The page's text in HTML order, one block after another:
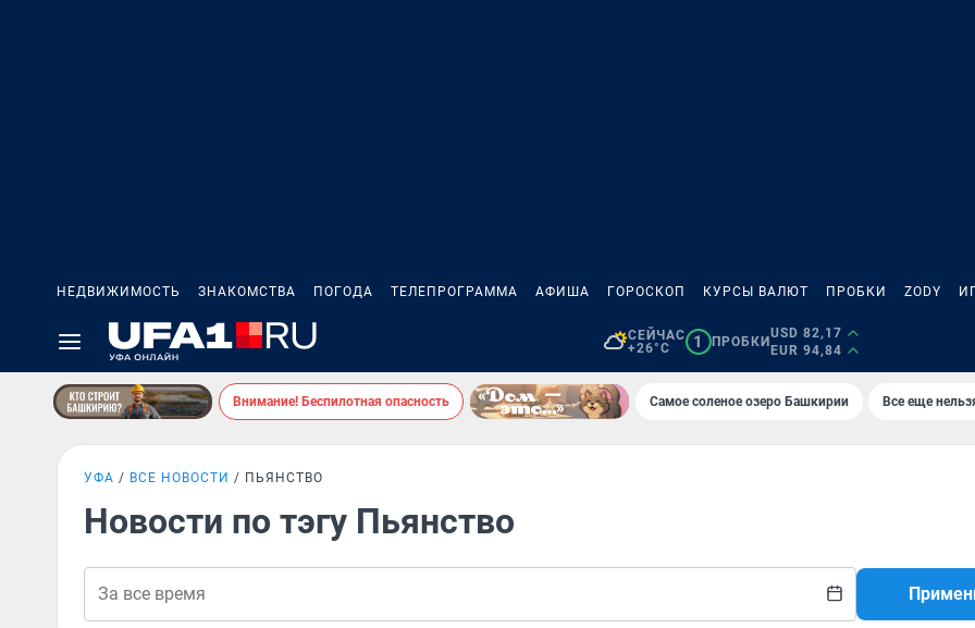
НЕДВИЖИМОСТЬ ЗНАКОМСТВА ПОГОДА ТЕЛЕПРОГРАММА АФИША ГОРОСКОП КУРСЫ ВАЛЮТ ПРОБКИ ZODY
СЕЙЧАС
+26°C
1 ПРОБКИ
USD 82,17
EUR 94,84
Внимание! Беспилотная опасность Самое соленое озеро Башкирии Все еще
УФА ВСЕ НОВОСТИ ПЬЯНСТВО
Новости по тэгу Пьянство